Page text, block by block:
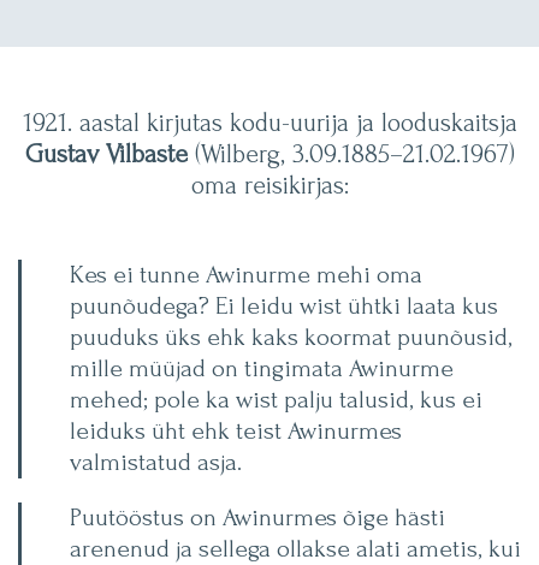
1921. aastal kirjutas kodu-uurija ja looduskaitsja
Gustav Vilbaste(Wilberg, 3.09.1885–21.02.1967)
oma reisikirjas:
Kes ei tunne Awinurme mehi oma
puunõudega? Ei leidu wist ühtki laata kus
puuduks üks ehk kaks koormat puunõusid,
mille müüjad on tingimata Awinurme
mehed; pole ka wist palju talusid, kus ei
leiduks üht ehk teist Awinurmes
valmistatud asja.
Puutööstus on Awinurmes õige hästi
arenenud ja sellega ollakse alati ametis, kui